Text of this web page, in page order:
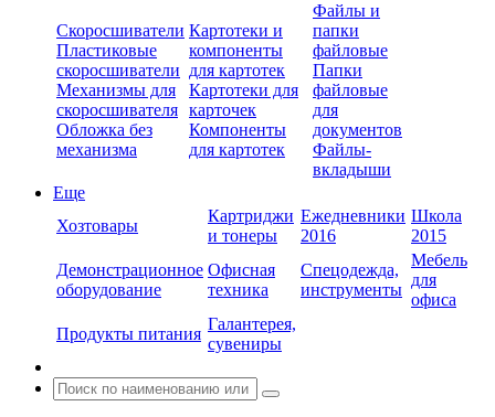
Скоросшиватели
Пластиковые
скоросшиватели
Механизмы для
скоросшивателя
Обложка без
механизма
Картотеки и
компоненты
для картотек
Картотеки для
карточек
Компоненты
для картотек
Файлы и
папки
файловые
Папки
файловые
для
документов
Файлы-
вкладыши
Еще
Хозтовары
Картриджи
и тонеры
Ежедневники
2016
Школа
2015
Демонстрационное
оборудование
Офисная
техника
Спецодежда,
инструменты
Мебель
для
офиса
Продукты питания
Галантерея,
сувениры